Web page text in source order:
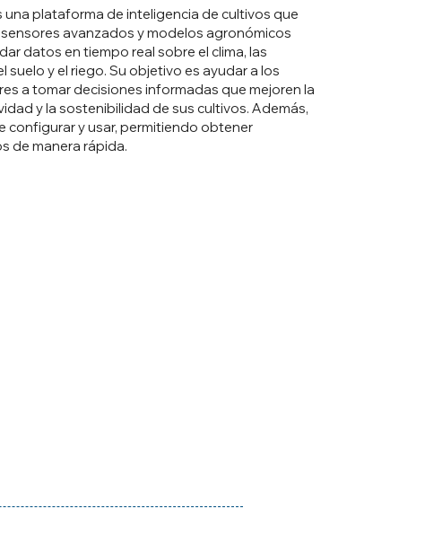
una plataforma de inteligencia de cultivos que
avanzados y modelos agronómicos
datos en tiempo real sobre el clima, las
suelo y el riego. Su objetivo es ayudar a los
a tomar decisiones informadas que mejoren la
y la sostenibilidad de sus cultivos. Además,
configurar y usar, permitiendo obtener
de manera rápida.